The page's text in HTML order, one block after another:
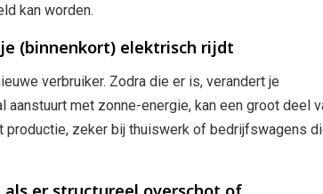
kan worden.
(binnenkort) elektrisch rijdt
verbruiker. Zodra die er is, verandert je
aanstuurt met zonne-energie, kan een groot deel
productie, zeker bij thuiswerk of bedrijfswagens